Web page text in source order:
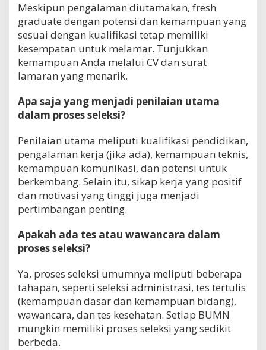
Meskipun pengalaman diutamakan, fresh
graduate dengan potensi dan kemampuan yang
sesuai dengan kualifikasi tetap memiliki
kesempatan untuk melamar. Tunjukkan
kemampuan Anda melalui CV dan surat
lamaran yang menarik.
Apa saja yang menjadi penilaian utama
dalam proses seleksi?
Penilaian utama meliputi kualifikasi pendidikan,
pengalaman kerja (jika ada), kemampuan teknis,
kemampuan komunikasi, dan potensi untuk
berkembang. Selain itu, sikap kerja yang positif
dan motivasi yang tinggi juga menjadi
pertimbangan penting.
Apakah ada tes atau wawancara dalam
proses seleksi?
Ya, proses seleksi umumnya meliputi beberapa
tahapan, seperti seleksi administrasi, tes tertulis
(kemampuan dasar dan kemampuan bidang),
wawancara, dan tes kesehatan. Setiap BUMN
mungkin memiliki proses seleksi yang sedikit
berbeda.